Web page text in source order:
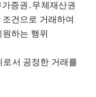
증권․무체재산권
건으로 거래하여
하는 행위
로서 공정한 거래를